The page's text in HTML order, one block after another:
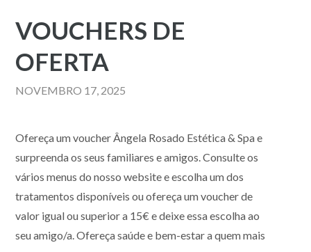
VOUCHERS DE
OFERTA
NOVEMBRO 17, 2025
Ofereça um voucher Ângela Rosado Estética & Spa e
surpreenda os seus familiares e amigos. Consulte os
vários menus do nosso website e escolha um dos
tratamentos disponíveis ou ofereça um voucher de
valor igual ou superior a 15€ e deixe essa escolha ao
seu amigo/a. Ofereça saúde e bem-estar a quem mais